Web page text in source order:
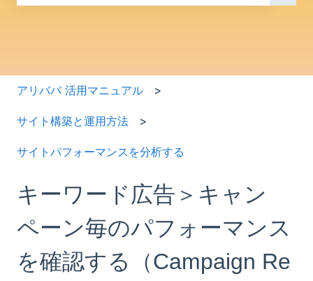
アリババ 活用マニュアル
サイト構築と運用方法
サイトパフォーマンスを分析する
キーワード広告＞キャン
ペーン毎のパフォーマンス
を確認する（Campaign Re